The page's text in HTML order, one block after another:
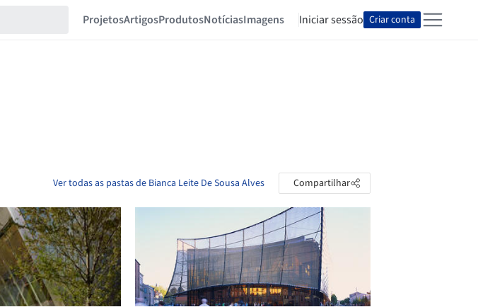
ProjetosArtigosProdutosNotíciasImagens Iniciar sessão Criar conta
Ver todas as pastas de Bianca Leite De Sousa Alves Compartilhar